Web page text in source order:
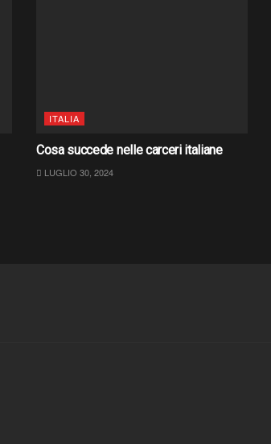
ITALIA
Cosa succede nelle carceri italiane
LUGLIO 30, 2024